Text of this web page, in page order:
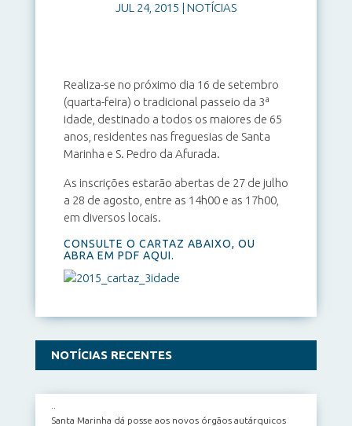
JUL 24, 2015 | NOTÍCIAS
Realiza-se no próximo dia 16 de setembro
(quarta-feira) o tradicional passeio da 3ª
idade, destinado a todos os maiores de 65
anos, residentes nas freguesias de Santa
Marinha e S. Pedro da Afurada.
As inscrições estarão abertas de 27 de julho
a 28 de agosto, entre as 14h00 e as 17h00,
em diversos locais.
CONSULTE O CARTAZ ABAIXO, OU
ABRA EM PDF AQUI.
NOTÍCIAS RECENTES
Santa Marinha dá posse aos novos órgãos autárquicos